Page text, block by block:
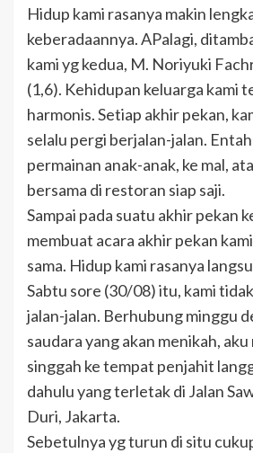
Hidup kami rasanya makin
keberadaannya. APalagi,
kami yg kedua, M. Noriyuki
(1,6). Kehidupan keluarga kami
harmonis. Setiap akhir pekan,
selalu pergi berjalan-jalan.
permainan anak-anak, ke mal,
bersama di restoran siap saji.
Sampai pada suatu akhir pekan
membuat acara akhir pekan
sama. Hidup kami rasanya
Sabtu sore (30/08) itu, kami
jalan-jalan. Berhubung minggu
saudara yang akan menikah,
singgah ke tempat penjahit
dahulu yang terletak di Jalan
Duri, Jakarta.
Sebetulnya yg turun di situ